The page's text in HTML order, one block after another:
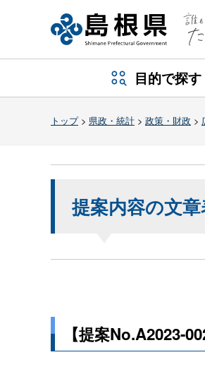
目的で探す
トップ> 県政・統計 > 政策・財政 >
提案内容の文
【提案No.A2023-